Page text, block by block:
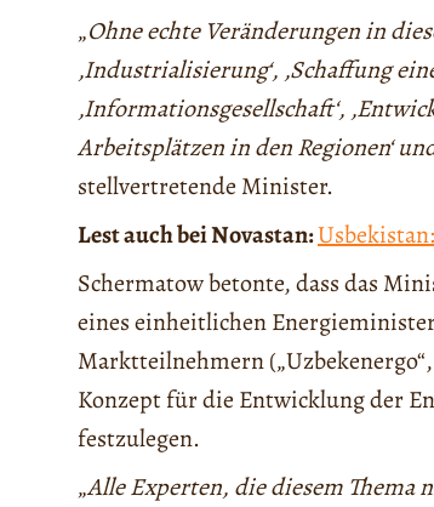
„Ohne echte Veränderungen in
‚Industrialisierung‘, ‚Schaffung
‚Informationsgesellschaft‘,
Arbeitsplätzen in den Regionen‘
stellvertretende Minister.
Lest auch bei Novastan:
Schermatow betonte, dass das
eines einheitlichen
Marktteilnehmern
Konzept für die Entwicklung der
festzulegen.
„Alle Experten, die diesem Thema